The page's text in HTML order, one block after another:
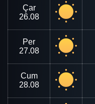
Çar
26.08
Per
27.08
Cum
28.08